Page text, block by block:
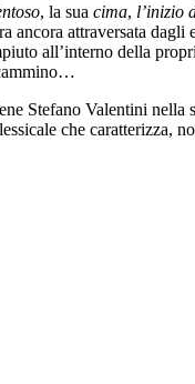
, la sua cima, l’inizio
ancora attraversata dagli
all’interno della
Stefano Valentini nella
che caratterizza,